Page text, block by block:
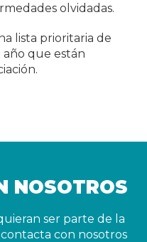
olvidadas.
lista prioritaria de
año que están
NOSOTROS
ser parte de la
con nosotros